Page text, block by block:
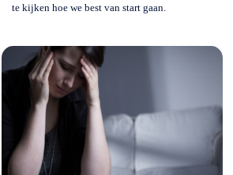
te kijken hoe we best van start gaan.